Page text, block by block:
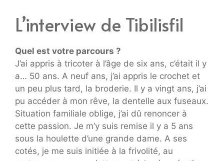
L’interview de Tibilisfil
Quel est votre parcours ?
J’ai appris à tricoter à l’âge de six ans, c’était il y
a… 50 ans. A neuf ans, j’ai appris le crochet et
un peu plus tard, la broderie. Il y a vingt ans, j’ai
pu accéder à mon rêve, la dentelle aux fuseaux.
Situation familiale oblige, j’ai dû renoncer à
cette passion. Je m’y suis remise il y a 5 ans
sous la houlette d’une grande dame. A ses
cotés, je me suis initiée à la frivolité, au